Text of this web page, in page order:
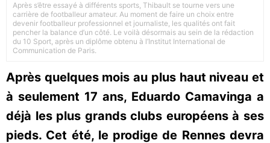
Après s’être essayé à différents sports, Thibault se tourne vers une
carrière de footballeur amateur. Au moment de faire un choix entre
devenir footballeur professionnel et journaliste, les qualités ont fait
pencher la balance d’un côté. Le voilà désormais au sein de la rédaction
du 10 Sport, après un diplôme obtenu à l’Institut International de
Communication de Paris.
Après quelques mois au plus haut niveau et
à seulement 17 ans, Eduardo Camavinga a
déjà les plus grands clubs européens à ses
pieds. Cet été, le prodige de Rennes devra